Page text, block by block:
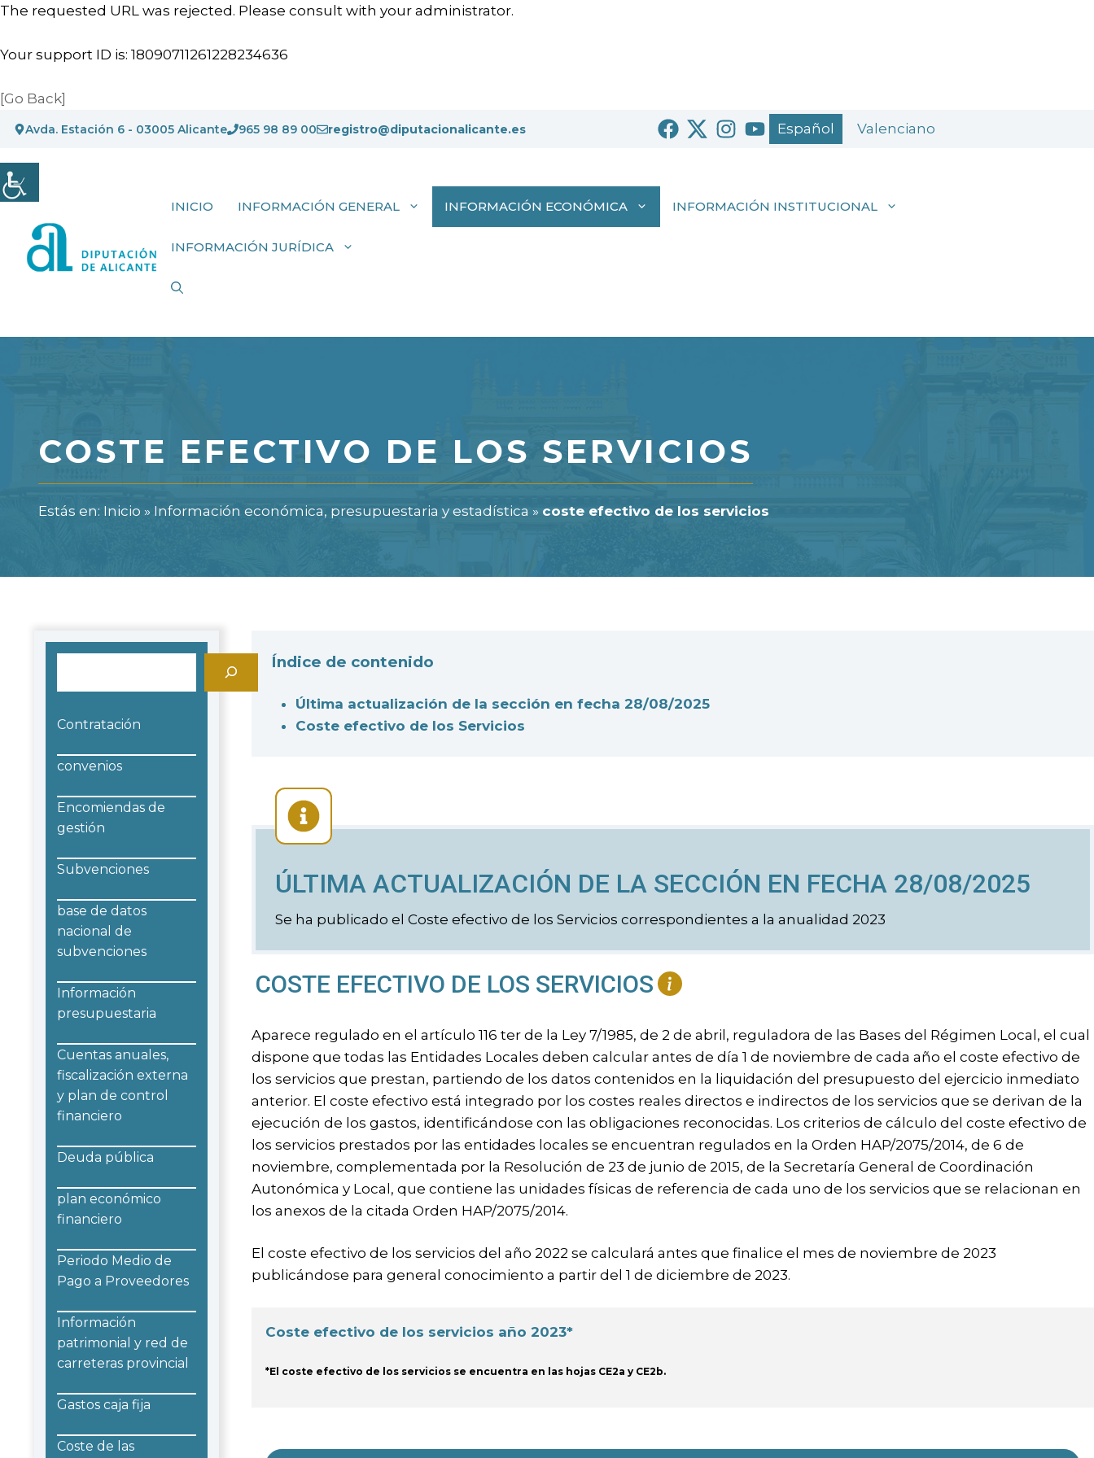
The requested URL was rejected. Please consult with your administrator.
Your support ID is: 18090711261228234636
[Go Back]
Saltar
contenido
Avda. Estación 6 - 03005 Alicante 965 98 89 00 registro@diputacionalicante.es Español Valenciano
INICIO INFORMACIÓN GENERAL INFORMACIÓN ECONÓMICA INFORMACIÓN INSTITUCIONAL
INFORMACIÓN JURÍDICA
COSTE EFECTIVO DE LOS SERVICIOS
Estás en: Inicio » Información económica, presupuestaria y estadística » coste efectivo de los servicios
Índice de contenido
Última actualización de la sección en fecha 28/08/2025
Coste efectivo de los Servicios
ÚLTIMA ACTUALIZACIÓN DE LA SECCIÓN EN FECHA 28/08/2025
Se ha publicado el Coste efectivo de los Servicios correspondientes a la anualidad 2023
COSTE EFECTIVO DE LOS SERVICIOS
Aparece regulado en el artículo 116 ter de la Ley 7/1985, de 2 de abril, reguladora de las Bases del Régimen Local, el cual
dispone que todas las Entidades Locales deben calcular antes de día 1 de noviembre de cada año el coste efectivo de
los servicios que prestan, partiendo de los datos contenidos en la liquidación del presupuesto del ejercicio inmediato
anterior. El coste efectivo está integrado por los costes reales directos e indirectos de los servicios que se derivan de la
ejecución de los gastos, identificándose con las obligaciones reconocidas. Los criterios de cálculo del coste efectivo de
los servicios prestados por las entidades locales se encuentran regulados en la Orden HAP/2075/2014, de 6 de
noviembre, complementada por la Resolución de 23 de junio de 2015, de la Secretaría General de Coordinación
Autonómica y Local, que contiene las unidades físicas de referencia de cada uno de los servicios que se relacionan en
los anexos de la citada Orden HAP/2075/2014.
El coste efectivo de los servicios del año 2022 se calculará antes que finalice el mes de noviembre de 2023
publicándose para general conocimiento a partir del 1 de diciembre de 2023.
Coste efectivo de los servicios año 2023*
*El coste efectivo de los servicios se encuentra en las hojas CE2a y CE2b.
Contratación
convenios
Encomiendas de
gestión
Subvenciones
base de datos
nacional de
subvenciones
Información
presupuestaria
Cuentas anuales,
fiscalización externa
y plan de control
financiero
Deuda pública
plan económico
financiero
Periodo Medio de
Pago a Proveedores
Información
patrimonial y red de
carreteras provincial
Gastos caja fija
Coste de las